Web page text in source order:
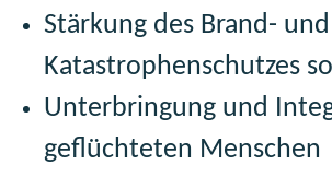
Stärkung des Brand- und
Katastrophenschutzes
Unterbringung und
geflüchteten Menschen